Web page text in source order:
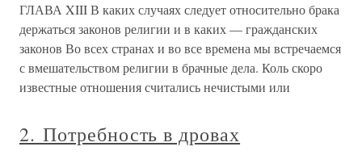
ГЛАВА XIII В каких случаях следует относительно брака
держаться законов религии и в каких — гражданских
законов Во всех странах и во все времена мы встречаемся
с вмешательством религии в брачные дела. Коль скоро
известные отношения считались нечистыми или
2. Потребность в дровах